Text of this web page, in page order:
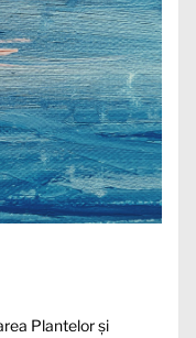
Plantelor și